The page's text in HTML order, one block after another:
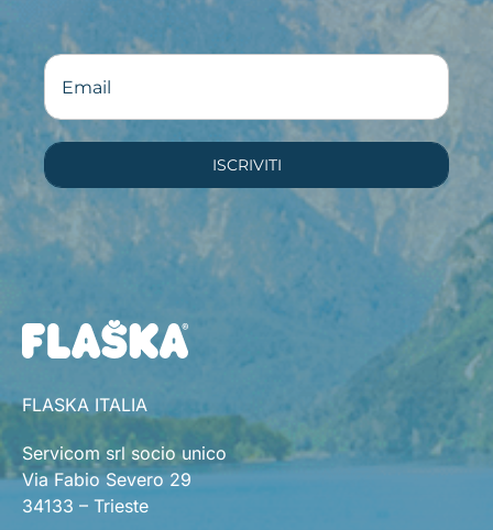
ISCRIVITI
FLASKA ITALIA
Servicom srl socio unico
Via Fabio Severo 29
34133 – Trieste